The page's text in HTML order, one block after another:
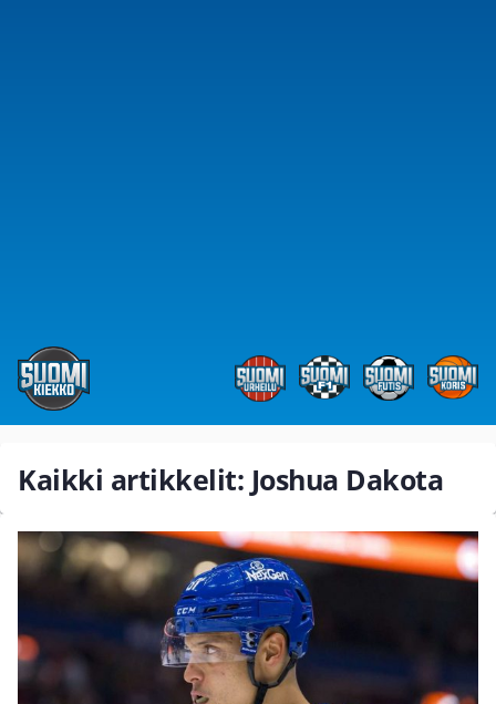
Kaikki artikkelit: Joshua Dakota